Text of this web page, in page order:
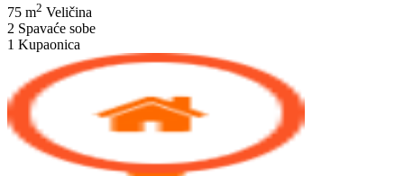
75 m2 Veličina
2 Spavaće sobe
1 Kupaonica